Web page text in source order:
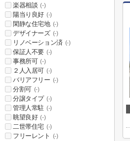
楽器相談 (-)
陽当り良好 (-)
閑静な住宅地 (-)
デザイナーズ (-)
リノベーション済 (-)
保証人不要 (-)
事務所可 (-)
２人入居可 (-)
バリアフリー (-)
分割可 (-)
分譲タイプ (-)
管理人常駐 (-)
眺望良好 (-)
二世帯住宅 (-)
フリーレント (-)